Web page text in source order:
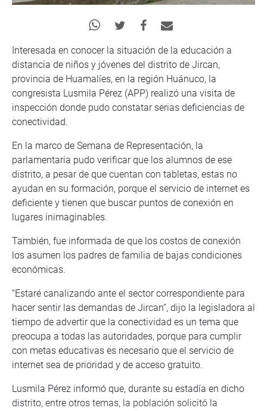
Interesada en conocer la situación de la educación a
distancia de niños y jóvenes del distrito de Jircan,
provincia de Huamalíes, en la región Huánuco, la
congresista Lusmila Pérez (APP) realizó una visita de
inspección donde pudo constatar serias deficiencias de
conectividad.
En la marco de Semana de Representación, la
parlamentaria pudo verificar que los alumnos de ese
distrito, a pesar de que cuentan con tabletas, estas no
ayudan en su formación, porque el servicio de internet es
deficiente y tienen que buscar puntos de conexión en
lugares inimaginables.
También, fue informada de que los costos de conexión
los asumen los padres de familia de bajas condiciones
económicas.
“Estaré canalizando ante el sector correspondiente para
hacer sentir las demandas de Jircan”, dijo la legisladora al
tiempo de advertir que la conectividad es un tema que
preocupa a todas las autoridades, porque para cumplir
con metas educativas es necesario que el servicio de
internet sea de prioridad y de acceso gratuito.
Lusmila Pérez informó que, durante su estadía en dicho
distrito, entre otros temas, la población solicitó la